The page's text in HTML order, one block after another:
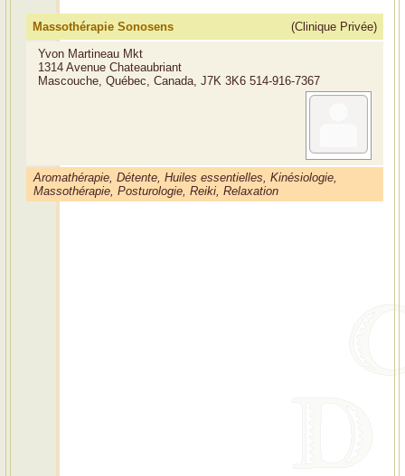
Massothérapie Sonosens
(Clinique Privée)
Yvon Martineau Mkt
1314 Avenue Chateaubriant
Mascouche, Québec, Canada, J7K 3K6 514-916-7367
Aromathérapie, Détente, Huiles essentielles, Kinésiologie,
Massothérapie, Posturologie, Reiki, Relaxation